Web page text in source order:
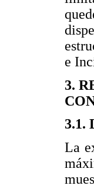
e
3.
3.1.
La